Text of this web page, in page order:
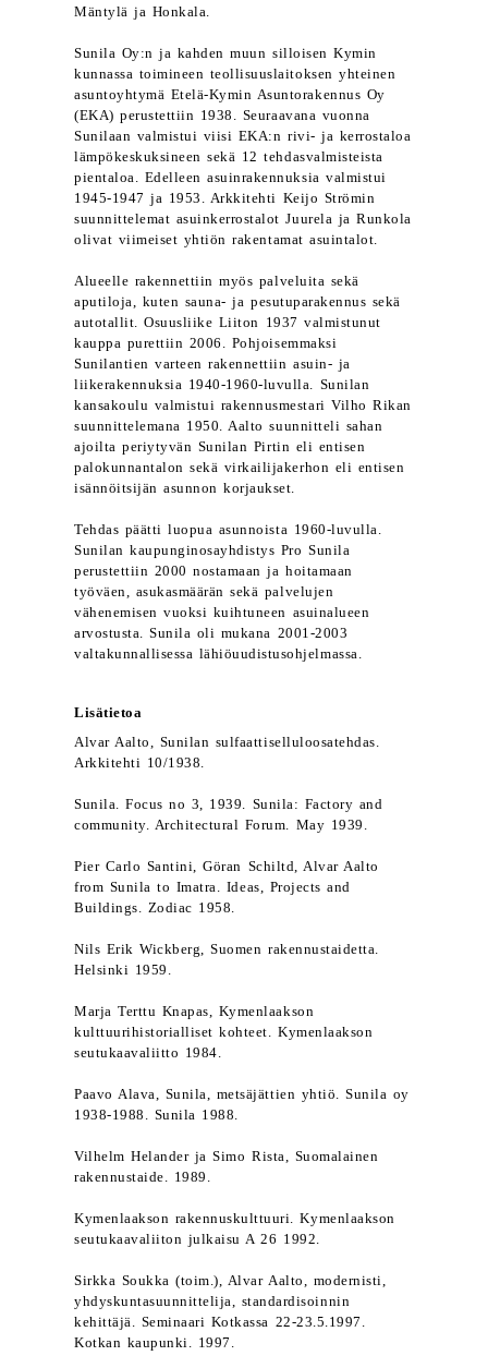
Mäntylä ja Honkala.
Sunila Oy:n ja kahden muun silloisen Kymin
kunnassa toimineen teollisuuslaitoksen yhteinen
asuntoyhtymä Etelä-Kymin Asuntorakennus Oy
(EKA) perustettiin 1938. Seuraavana vuonna
Sunilaan valmistui viisi EKA:n rivi- ja kerrostaloa
lämpökeskuksineen sekä 12 tehdasvalmisteista
pientaloa. Edelleen asuinrakennuksia valmistui
1945-1947 ja 1953. Arkkitehti Keijo Strömin
suunnittelemat asuinkerrostalot Juurela ja Runkola
olivat viimeiset yhtiön rakentamat asuintalot.
Alueelle rakennettiin myös palveluita sekä
aputiloja, kuten sauna- ja pesutuparakennus sekä
autotallit. Osuusliike Liiton 1937 valmistunut
kauppa purettiin 2006. Pohjoisemmaksi
Sunilantien varteen rakennettiin asuin- ja
liikerakennuksia 1940-1960-luvulla. Sunilan
kansakoulu valmistui rakennusmestari Vilho Rikan
suunnittelemana 1950. Aalto suunnitteli sahan
ajoilta periytyvän Sunilan Pirtin eli entisen
palokunnantalon sekä virkailijakerhon eli entisen
isännöitsijän asunnon korjaukset.
Tehdas päätti luopua asunnoista 1960-luvulla.
Sunilan kaupunginosayhdistys Pro Sunila
perustettiin 2000 nostamaan ja hoitamaan
työväen, asukasmäärän sekä palvelujen
vähenemisen vuoksi kuihtuneen asuinalueen
arvostusta. Sunila oli mukana 2001-2003
valtakunnallisessa lähiöuudistusohjelmassa.
Lisätietoa
Alvar Aalto, Sunilan sulfaattiselluloosatehdas.
Arkkitehti 10/1938.
Sunila. Focus no 3, 1939. Sunila: Factory and
community. Architectural Forum. May 1939.
Pier Carlo Santini, Göran Schiltd, Alvar Aalto
from Sunila to Imatra. Ideas, Projects and
Buildings. Zodiac 1958.
Nils Erik Wickberg, Suomen rakennustaidetta.
Helsinki 1959.
Marja Terttu Knapas, Kymenlaakson
kulttuurihistorialliset kohteet. Kymenlaakson
seutukaavaliitto 1984.
Paavo Alava, Sunila, metsäjättien yhtiö. Sunila oy
1938-1988. Sunila 1988.
Vilhelm Helander ja Simo Rista, Suomalainen
rakennustaide. 1989.
Kymenlaakson rakennuskulttuuri. Kymenlaakson
seutukaavaliiton julkaisu A 26 1992.
Sirkka Soukka (toim.), Alvar Aalto, modernisti,
yhdyskuntasuunnittelija, standardisoinnin
kehittäjä. Seminaari Kotkassa 22-23.5.1997.
Kotkan kaupunki. 1997.